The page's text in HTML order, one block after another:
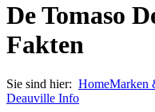
De Tomaso
Fakten
Sie sind hier: HomeMarken
Deauville Info